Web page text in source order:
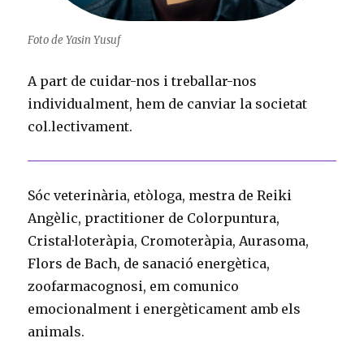
Foto de Yasin Yusuf
A part de cuidar-nos i treballar-nos
individualment, hem de canviar la societat
col.lectivament.
Sóc veterinària, etòloga, mestra de Reiki
Angèlic, practitioner de Colorpuntura,
Cristal·loteràpia, Cromoteràpia, Aurasoma,
Flors de Bach, de sanació energètica,
zoofarmacognosi, em comunico
emocionalment i energèticament amb els
animals.